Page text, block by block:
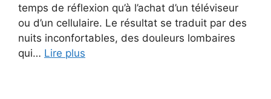
temps de réflexion qu’à l’achat d’un téléviseur
ou d’un cellulaire. Le résultat se traduit par des
nuits inconfortables, des douleurs lombaires
qui… Lire plus